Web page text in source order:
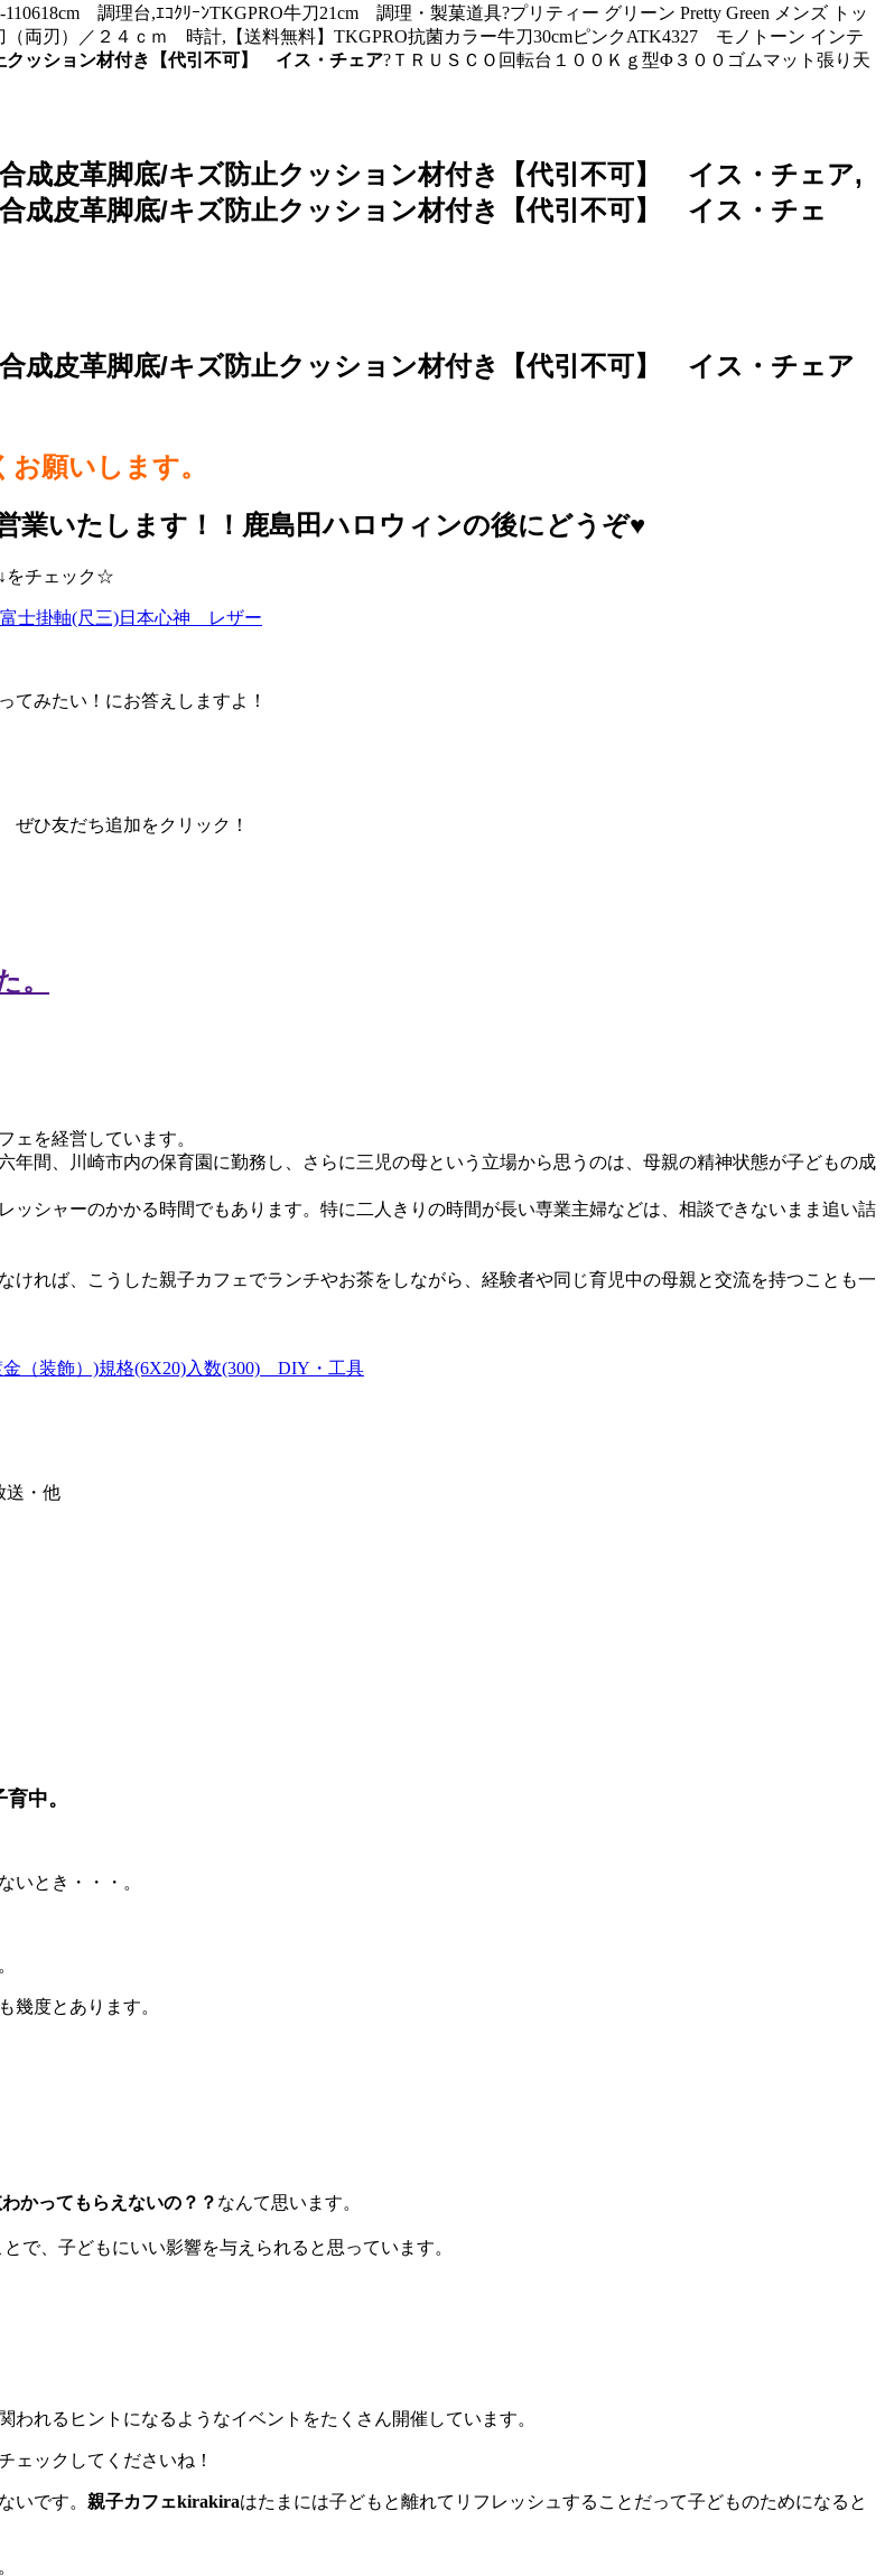
調理台,ｴｺｸﾘｰﾝTKGPRO牛刀21cm 調理・製菓道具?プリティー グリーン Pretty Green メンズ トッ
（両刃）／２４ｃｍ 時計,【送料無料】TKGPRO抗菌カラー牛刀30cmピンクATK4327 モノトーン インテ
クッション材付き【代引不可】 イス・チェア?ＴＲＵＳＣＯ回転台１００Ｋｇ型Φ３００ゴムマット張り天
成皮革脚底/キズ防止クッション材付き【代引不可】 イス・チェア,
成皮革脚底/キズ防止クッション材付き【代引不可】 イス・チェ
成皮革脚底/キズ防止クッション材付き【代引不可】 イス・チェア
願いします。
業いたします！！鹿島田ハロウィンの後にどうぞ♥️
をチェック☆
富士掛軸(尺三)日本心神 レザー
てみたい！にお答えしますよ！
ぜひ友だち追加をクリック！
ェを経営しています。
間、川崎市内の保育園に勤務し、さらに三児の母という立場から思うのは、母親の精神状態が子どもの成
シャーのかかる時間でもあります。特に二人きりの時間が長い専業主婦などは、相談できないまま追い詰
れば、こうした親子カフェでランチやお茶をしながら、経験者や同じ育児中の母親と交流を持つことも一
金（装飾）)規格(6X20)入数(300) DIY・工具
送・他
中。
いとき・・・。
幾度とあります。
わかってもらえないの？？ なんて思います。
で、子どもにいい影響を与えられると思っています。
われるヒントになるようなイベントをたくさん開催しています。
ェックしてくださいね！
いです。 親子カフェkirakiraはたまには子どもと離れてリフレッシュすることだって子どものためになると